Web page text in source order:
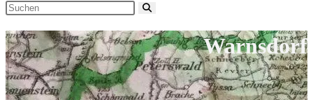
Diese
durchsuchen
Warnsdorf